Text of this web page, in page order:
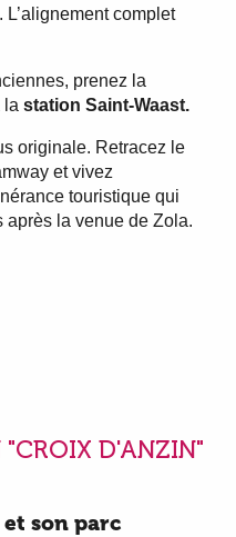
complet
prenez la
la station Saint-Waast.
originale. Retracez le
et vivez
touristique qui
après la venue de Zola.
D'ANZIN"
son parc